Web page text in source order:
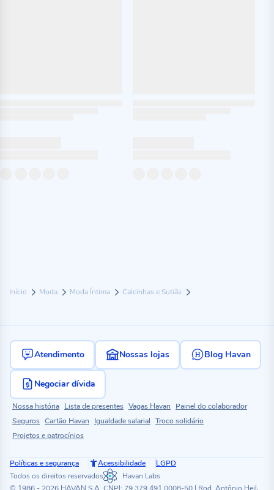
Início Moda Moda Íntima Calcinhas e Sutiãs
Atendimento Nossas lojas Blog Havan
Negociar dívida
Nossa história Lista de presentes Vagas Havan
Painel do colaborador
Seguros Cartão Havan Igualdade salarial Troco solidário
Projetos e patrocínios
Políticas e segurança Acessibilidade
LGPD
Todos os direitos reservados
Havan Labs